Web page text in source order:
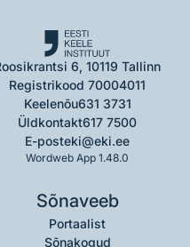
6, 10119 Tallinn
Registrikood 70004011
Keelenõu631 3731
Üldkontakt617 7500
E-posteki@eki.ee
Wordweb App 1.48.0
Sõnaveeb
Portaalist
Sõnakogud